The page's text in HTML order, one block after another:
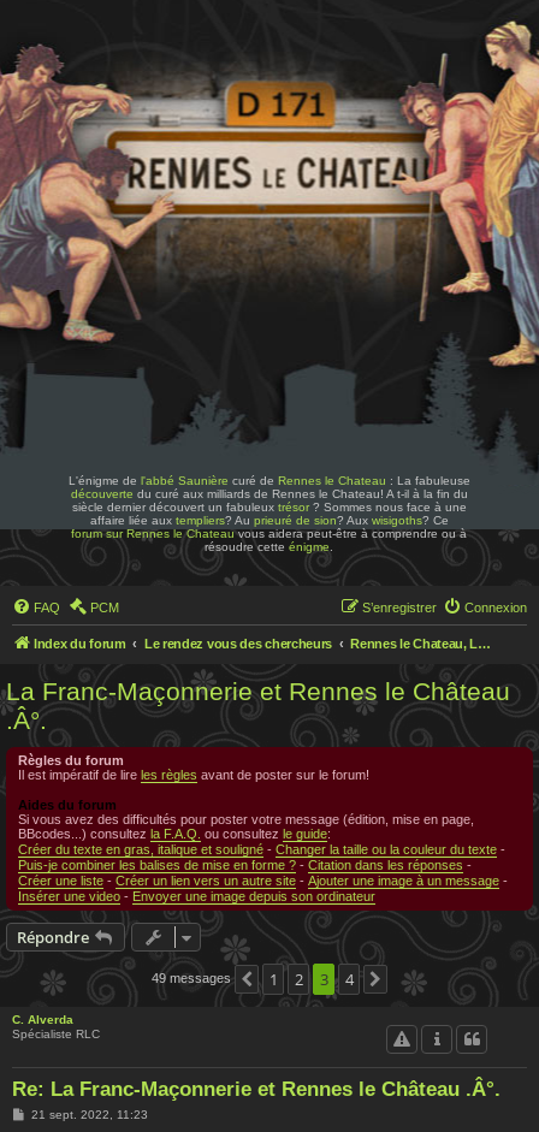
L'énigme de l'abbé Saunière curé de Rennes le Chateau : La fabuleuse
découverte du curé aux milliards de Rennes le Chateau! A t-il à la fin du
siècle dernier découvert un fabuleux trésor? Sommes nous face à une
affaire liée aux templiers? Au prieuré de sion? Aux wisigoths? Ce
forum sur Rennes le Chateauvous aidera peut-être à comprendre ou à
résoudre cetteénigme
FAQ PCM Connexion
S’enregistrer
Index du forum Le rendez vous des chercheurs Rennes le Chateau, Le rendez-vous des chercheurs
La Franc-Maçonnerie et Rennes le Château
.Â°.
Règles du forum
Il est impératif de lire les règles avant de poster sur le forum!
Aides du forum
Si vous avez des difficultés pour poster votre message (édition, mise en page,
BBcodes...) consultez la F.A.Q. ou consultez le guide:
Créer du texte en gras, italique et souligné - Changer la taille ou la couleur du texte -
Puis-je combiner les balises de mise en forme ? - Citation dans les réponses -
Créer une liste - Créer un lien vers un autre site - Ajouter une image à un message -
Insérer une video - Envoyer une image depuis son ordinateur
Répondre
49 messages Précédente
1 2 3 4 Suivante
C. Alverda
Spécialiste RLC
Re: La Franc-Maçonnerie et Rennes le Château .Â°.
M21 sept. 2022, 11:23